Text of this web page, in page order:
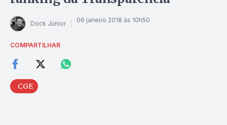
Dock Júnior 06 janeiro 2018 às 10h50
COMPARTILHAR
CGE